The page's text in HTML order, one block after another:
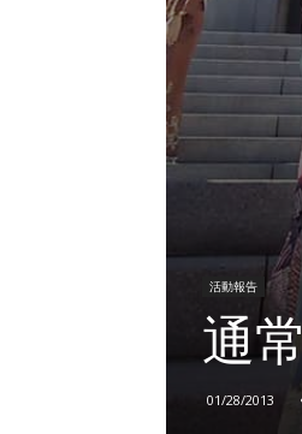
活動報告
通
01/28/2013